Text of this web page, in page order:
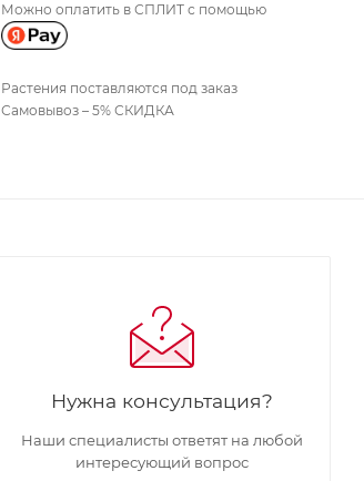
Можно оплатить в СПЛИТ с помощью
Растения поставляются под заказ
Самовывоз – 5% СКИДКА
Нужна консультация?
Наши специалисты ответят на любой
интересующий вопрос